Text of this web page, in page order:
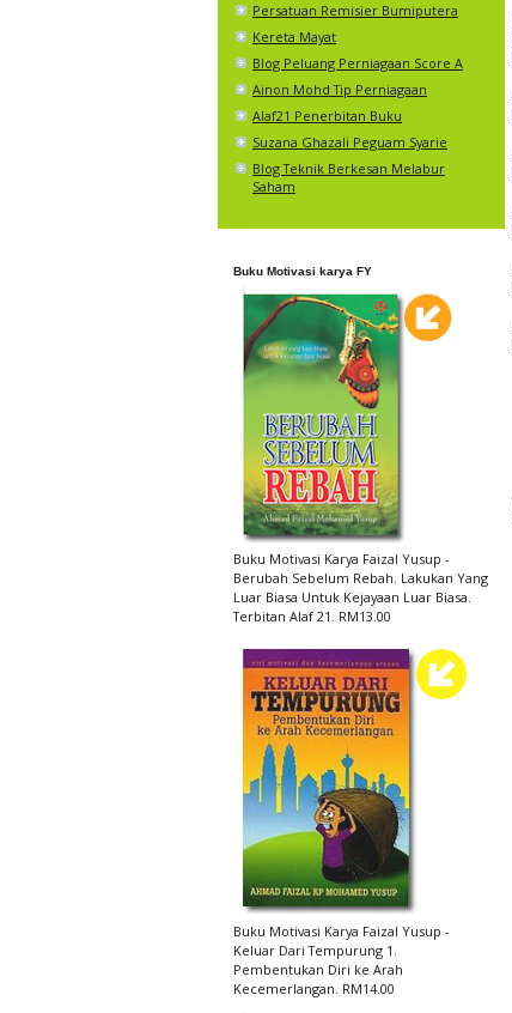
Persatuan Remisier Bumiputera
Kereta Mayat
Blog Peluang Perniagaan Score A
Ainon Mohd Tip Perniagaan
Alaf21 Penerbitan Buku
Suzana Ghazali Peguam Syarie
Blog Teknik Berkesan Melabur
Saham
Buku Motivasi karya FY
Buku Motivasi Karya Faizal Yusup -
Berubah Sebelum Rebah. Lakukan Yang
Luar Biasa Untuk Kejayaan Luar Biasa.
Terbitan Alaf 21. RM13.00
Buku Motivasi Karya Faizal Yusup -
Keluar Dari Tempurung 1.
Pembentukan Diri ke Arah
Kecemerlangan. RM14.00